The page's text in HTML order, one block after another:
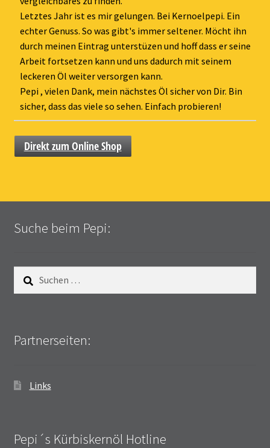
Letztes Jahr ist es mir gelungen. Bei Kernoelpepi. Ein
echter Genuss. So was gibt's immer seltener. Möcht ihn
durch meinen Eintrag unterstüzen und hoff dass er seine
Arbeit fortsetzen kann und uns dadurch mit seinem
leckeren Öl weiter versorgen kann.
Pepi , vielen Dank, mein nächstes Öl sicher von Dir. Bin
sicher, dass das viele so sehen. Einfach probieren!
Direkt zum Online Shop
Suche beim Pepi:
nach:
Partnerseiten:
Links
Pepi´s Kürbiskernöl Hotline